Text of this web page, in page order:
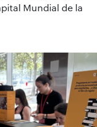
Mundial de la